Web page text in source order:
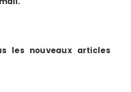
les nouveaux articles